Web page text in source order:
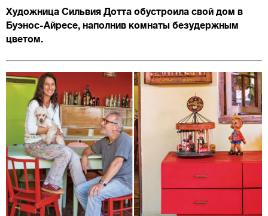
Художница Сильвия Дотта обустроила свой дом в
Буэнос-Айресе, наполнив комнаты безудержным
цветом.